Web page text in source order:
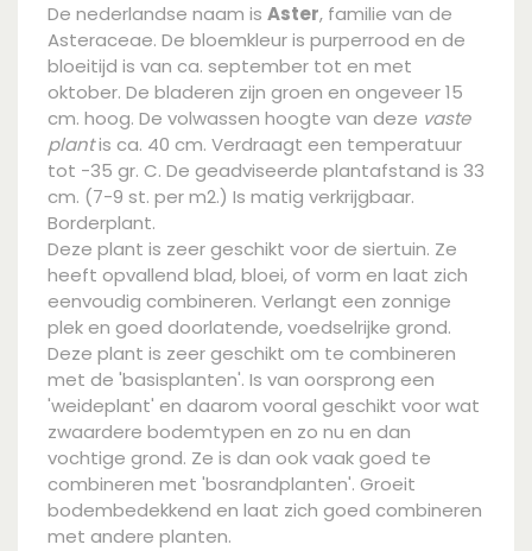
De nederlandse naam is Aster, familie van de
Asteraceae. De bloemkleur is purperrood en de
bloeitijd is van ca. september tot en met
oktober. De bladeren zijn groen en ongeveer 15
cm. hoog. De volwassen hoogte van deze vaste
plantis ca. 40 cm. Verdraagt een temperatuur
tot -35 gr. C. De geadviseerde plantafstand is 33
cm. (7-9 st. per m2.) Is matig verkrijgbaar.
Borderplant.
Deze plant is zeer geschikt voor de siertuin. Ze
heeft opvallend blad, bloei, of vorm en laat zich
eenvoudig combineren. Verlangt een zonnige
plek en goed doorlatende, voedselrijke grond.
Deze plant is zeer geschikt om te combineren
met de 'basisplanten'. Is van oorsprong een
'weideplant' en daarom vooral geschikt voor wat
zwaardere bodemtypen en zo nu en dan
vochtige grond. Ze is dan ook vaak goed te
combineren met 'bosrandplanten'. Groeit
bodembedekkend en laat zich goed combineren
met andere planten.